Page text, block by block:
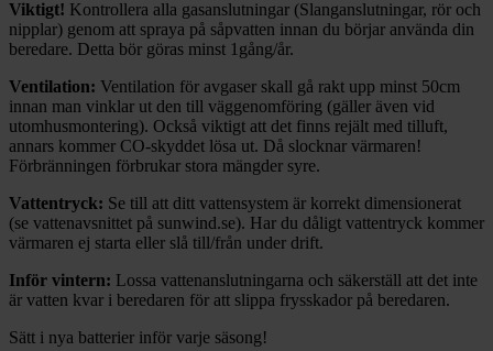
Viktigt! Kontrollera alla gasanslutningar (Slanganslutningar, rör och
nipplar) genom att spraya på såpvatten innan du börjar använda din
beredare. Detta bör göras minst 1gång/år.
Ventilation: Ventilation för avgaser skall gå rakt upp minst 50cm
innan man vinklar ut den till väggenomföring (gäller även vid
utomhusmontering). Också viktigt att det finns rejält med tilluft,
annars kommer CO-skyddet lösa ut. Då slocknar värmaren!
Förbränningen förbrukar stora mängder syre.
Vattentryck: Se till att ditt vattensystem är korrekt dimensionerat
(se vattenavsnittet på sunwind.se). Har du dåligt vattentryck kommer
värmaren ej starta eller slå till/från under drift.
Inför vintern: Lossa vattenanslutningarna och säkerställ att det inte
är vatten kvar i beredaren för att slippa frysskador på beredaren.
Sätt i nya batterier inför varje säsong!